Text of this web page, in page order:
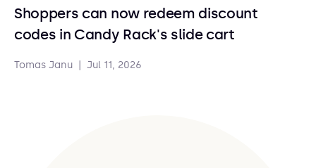
Shoppers can now redeem discount
codes in Candy Rack's slide cart
Tomas Janu Jul 11, 2026